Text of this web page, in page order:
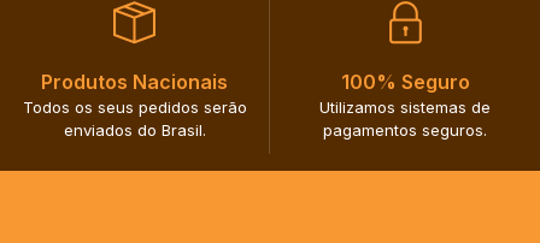
Produtos Nacionais​
Todos os seus pedidos serão
enviados do Brasil.​
100% Seguro​
Utilizamos sistemas de
pagamentos seguros.​